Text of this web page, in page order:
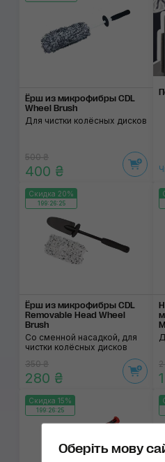
Ёрш из микрофибры CDL
Wheel Brush
Для чистки колёсных дисков
500 ₴
400 ₴
Скидка 20%
199:26:25
Ёрш из микрофибры CDL
Removable Head Wheel
Brush
Со сменной насадкой, для
чистки колёсных дисков
350 ₴
280 ₴
Скидка 15%
199:26:25
Оберіть мову